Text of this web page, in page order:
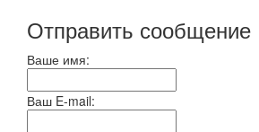
Отправить сообщение
Ваше имя:
Ваш E-mail: